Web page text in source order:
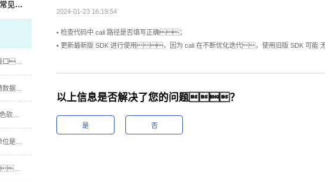
1. SDK 版本和运行环境等常见问题
2.1. SDK无自适应滤波参数接口？
2.2. 飞怕过程中存在数据反馈数据慢,达不到介绍帧率?
2.3. 怎么通过 SDK 获取和黑色软件一样的彩色深度图？
2.4. 相机点云图的点云间距单位是什么？
2.5. Surface 是什么样的结构？
2024-01-23 16:19:54
• 检查代码中 cali 路径是否填写正确；
• 更新最新版 SDK 进行使用，因为 cali 在不断优化迭代，使用旧版 SDK 可能
以上信息是否解决了您的问题？
是 否